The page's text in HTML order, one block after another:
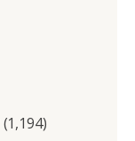
(1,194)